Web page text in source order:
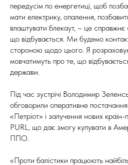
передусім по енергетиці, щоб
мати електрику, опалення,
влаштувати блекаут, – це справжнє
що відбувається. Ми будемо
стороною щодо цього. Я
мовчатимуть про те, що
держави.
Під час зустрічі Володимир
обговорили оперативне
«Петріот» і залучення нових
PURL, що дає змогу купувати в
ППО.
«Проти балістики працюють